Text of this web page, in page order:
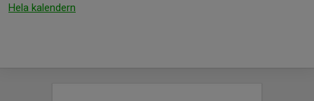
Hela kalendern